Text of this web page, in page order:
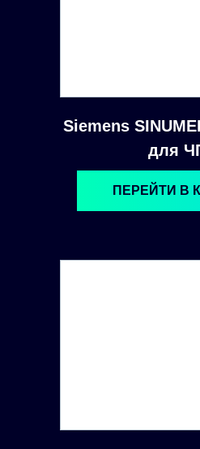
Siemens
для
ПЕРЕЙТИ В